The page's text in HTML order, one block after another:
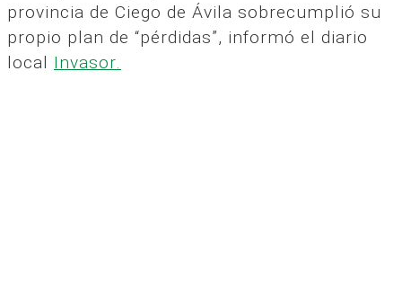
provincia de Ciego de Ávila sobrecumplió su
propio plan de “pérdidas”, informó el diario
local Invasor.